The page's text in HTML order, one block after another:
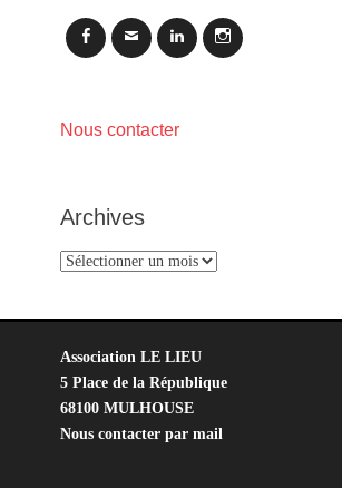
FacebookEmail LinkedInInstagram
Nous contacter
Archives
Archives
Association LE LIEU
5 Place de la République
68100 MULHOUSE
Nous contacter par mail